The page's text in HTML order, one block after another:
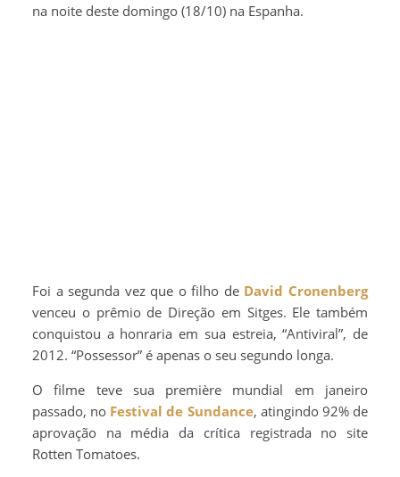
na noite deste domingo (18/10) na Espanha.
Foi a segunda vez que o filho de David Cronenberg
venceu o prêmio de Direção em Sitges. Ele também
conquistou a honraria em sua estreia, “Antiviral”, de
2012. “Possessor” é apenas o seu segundo longa.
O filme teve sua première mundial em janeiro
passado, no Festival de Sundance, atingindo 92% de
aprovação na média da crítica registrada no site
Rotten Tomatoes.